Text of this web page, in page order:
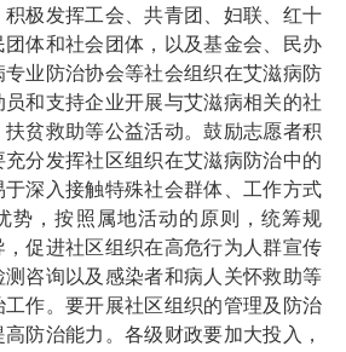
极发挥工会、共青团、妇联、红十
体和社会团体，以及基金会、民办
业防治协会等社会组织在艾滋病防
和支持企业开展与艾滋病相关的社
贫救助等公益活动。鼓励志愿者积
分发挥社区组织在艾滋病防治中的
深入接触特殊社会群体、工作方式
势，按照属地活动的原则，统筹规
促进社区组织在高危行为人群宣传
咨询以及感染者和病人关怀救助等
作。要开展社区组织的管理及防治
防治能力。各级财政要加大投入，